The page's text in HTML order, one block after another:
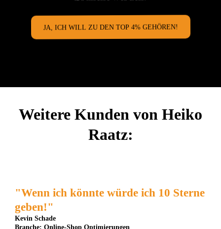
JA, ICH WILL ZU DEN TOP 4% GEHÖREN!
Weitere Kunden von Heiko
Raatz:
"Wenn ich könnte würde ich 10 Sterne
geben!"
Kevin Schade
Branche: Online-Shop Optimierungen